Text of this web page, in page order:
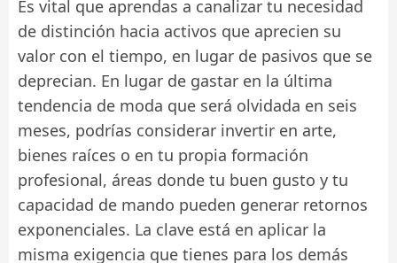
Es vital que aprendas a canalizar tu necesidad
de distinción hacia activos que aprecien su
valor con el tiempo, en lugar de pasivos que se
deprecian. En lugar de gastar en la última
tendencia de moda que será olvidada en seis
meses, podrías considerar invertir en arte,
bienes raíces o en tu propia formación
profesional, áreas donde tu buen gusto y tu
capacidad de mando pueden generar retornos
exponenciales. La clave está en aplicar la
misma exigencia que tienes para los demás